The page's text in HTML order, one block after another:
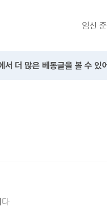
임신
서 더 많은 베동글을 볼 수 있
다